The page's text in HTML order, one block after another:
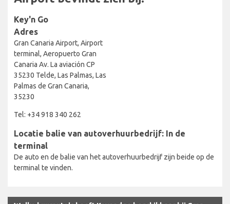
Key'n Go
Adres
Gran Canaria Airport, Airport
terminal, Aeropuerto Gran
Canaria Av. La aviación CP
35230 Telde, Las Palmas, Las
Palmas de Gran Canaria,
35230
Tel: +34 918 340 262
Locatie balie van autoverhuurbedrijf: In de
terminal
De auto en de balie van het autoverhuurbedrijf zijn beide op de
terminal te vinden.